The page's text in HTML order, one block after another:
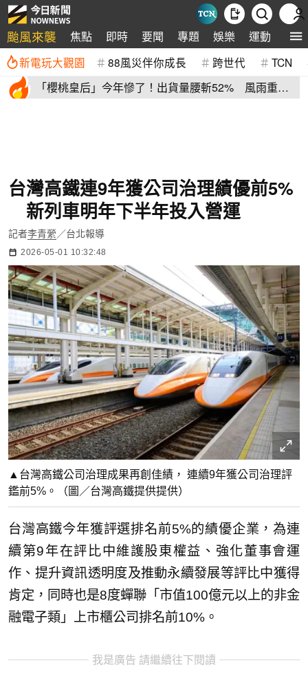
颱風來襲 焦點 即時 要聞 專題 娛樂 運動 全球
新電玩大觀園 88風災伴你成長 跨世代 TCN
「櫻桃皇后」今年慘了！出貨量腰斬52% 風雨重
台灣高鐵連9年獲公司治理績優前5%
新列車明年下半年投入營運
記者李青縈 ／台北報導
2026-05-01 10:32:48
▲台灣高鐵公司治理成果再創佳績， 連續9年獲公司治理評
鑑前5%。（圖／台灣高鐵提供提供）
台灣高鐵今年獲評選排名前5%的績優企業，為連
續第9年在評比中維護股東權益、強化董事會運
作、提升資訊透明度及推動永續發展等評比中獲得
肯定，同時也是8度蟬聯「市值100億元以上的非金
融電子類」上市櫃公司排名前10%。
我是廣告 請繼續往下閱讀